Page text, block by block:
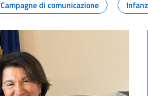
Campagne di comunicazione